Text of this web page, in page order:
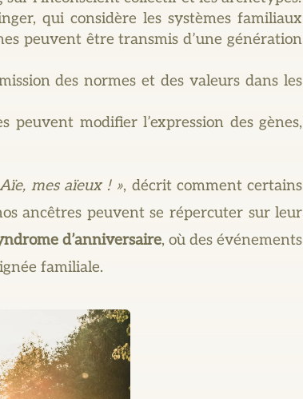
qui considère les systèmes familiaux
peuvent être transmis d’une génération
des normes et des valeurs dans les
modifier l’expression des gènes,
mes aïeux ! », décrit comment certains
ancêtres peuvent se répercuter sur leur
d’anniversaire, où des événements
familiale.